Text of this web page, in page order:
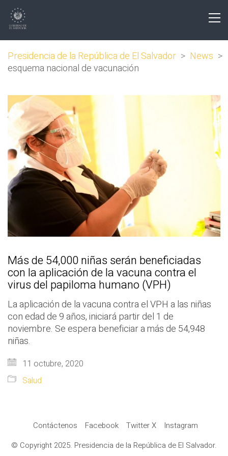
Presidencia de la República de El Salvador > News >
esquema nacional de vacunación
Más de 54,000 niñas serán beneficiadas
con la aplicación de la vacuna contra el
virus del papiloma humano (VPH)
La aplicación de la vacuna contra el VPH a las niñas
con edad de 9 años, iniciará partir del 1 de
noviembre. Se espera beneficiar a más de 54,948
niñas.
11 octubre, 2020
Salud
Contáctenos Facebook Twitter X
Instagram
© Copyright 2025. Presidencia de la República de El Salvador.